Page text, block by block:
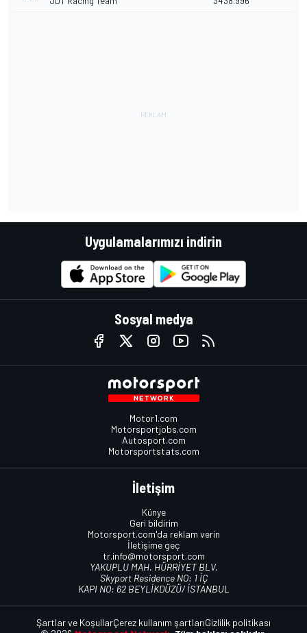
Uygulamalarımızı indirin
Sosyal medya
Motor1.com
Motorsportjobs.com
Autosport.com
Motorsportstats.com
İletişim
Künye
Geri bildirim
Motorsport.com'da reklam verin
İletişime geç
tr.info@motorsport.com
YAKUPLU MAH. HÜRRİYET BLV.
Skyport Residence NO: 1 İÇ
KAPI NO: 62 BEYLİKDÜZÜ/ İSTANBUL
Şartlar ve KoşullarÇerez kullanım şartlarıGizlilik politikası